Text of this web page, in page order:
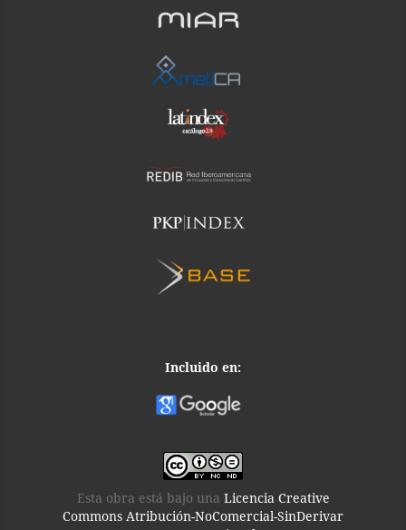
Incluido en:
Esta obra está bajo una Licencia Creative
Commons Atribución-NoComercial-SinDerivar